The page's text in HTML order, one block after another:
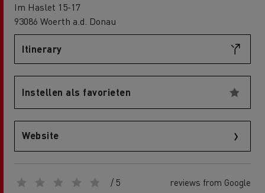
Im Haslet 15-17
93086 Woerth a.d. Donau
Itinerary
Instellen als favorieten
Website
/ 5 reviews from Google